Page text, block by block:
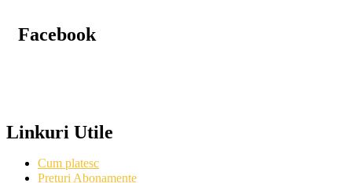
Facebook
Linkuri Utile
Cum platesc
Preturi Abonamente